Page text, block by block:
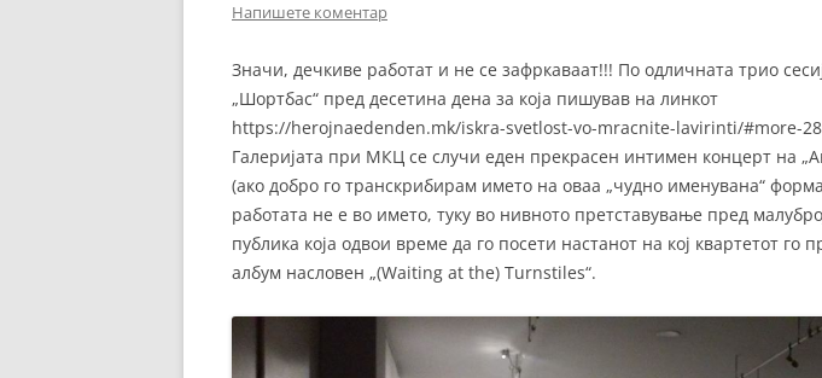
ФИЛМОПОЛИС
Напишете коментар
Значи, дечкиве работат и не се зафркаваат!!! По одличната трио
„Шортбас“ пред десетина дена за која пишував на линкот
https://herojnaedenden.mk/iskra-svetlost-vo-mracnite-lavirinti/#more-
Галеријата при МКЦ се случи еден прекрасен интимен концерт на
(ако добро го транскрибирам името на оваа „чудно именувана“
работата не е во името, туку во нивното претставување пред
публика која одвои време да го посети настанот на кој квартетот го
албум насловен „(Waiting at the) Turnstiles“.